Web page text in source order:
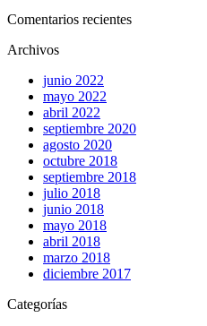
Comentarios recientes
Archivos
junio 2022
mayo 2022
abril 2022
septiembre 2020
agosto 2020
octubre 2018
septiembre 2018
julio 2018
junio 2018
mayo 2018
abril 2018
marzo 2018
diciembre 2017
Categorías